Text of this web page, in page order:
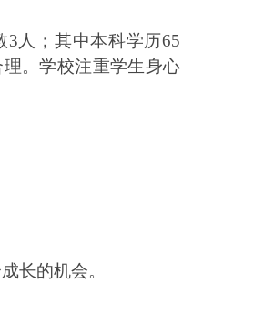
3 人；其中本科学历65
。学校注重学生身心
长的机会。